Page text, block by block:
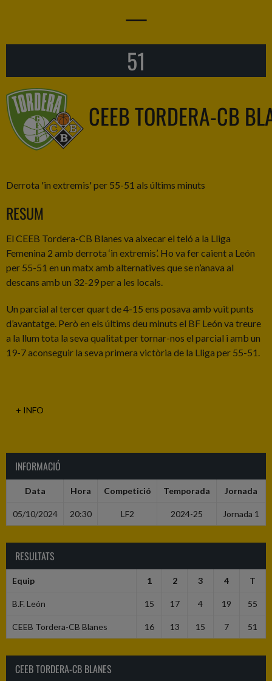
—
51
CEEB TORDERA-CB
Derrota 'in extremis' per 55-51 als últims minuts
RESUM
El CEEB Tordera-CB Blanes va aixecar el teló a la Lliga
Femenina 2 amb derrota ‘in extremis’. Ho va fer caient a León
per 55-51 en un matx amb alternatives que se n’anava al
descans amb un 32-29 per a les locals.
Un parcial al tercer quart de 4-15 ens posava amb vuit punts
d’avantatge. Però en els últims deu minuts el BF León va treure
a la llum tota la seva qualitat per tornar-nos el parcial i amb un
19-7 aconseguir la seva primera victòria de la Lliga per 55-51.
+ INFO
INFORMACIÓ
Data Hora Competició Temporada Jornada
05/10/2024 20:30 LF2 2024-25 Jornada 1
RESULTATS
Equip 1 2 3 4 T
B.F. León 15 17 4 19 55
CEEB Tordera-CB Blanes 16 13 15 7 51
CEEB TORDERA-CB BLANES